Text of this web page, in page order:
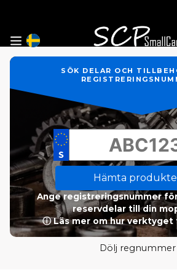
SÖK DELAR OCH
Hämta
Ange registreringsnummer
reservdelar till din
ⓘ Läs mer om hur verktyget
Dölj regnummer